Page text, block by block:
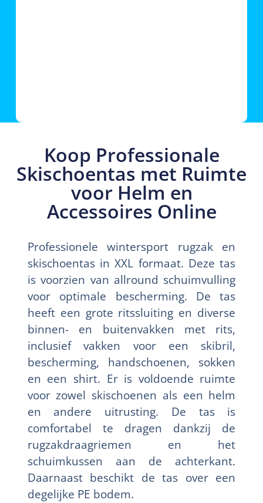
Koop Professionale
Skischoentas met Ruimte
voor Helm en
Accessoires Online
Professionele wintersport rugzak en
skischoentas in XXL formaat. Deze tas
is voorzien van allround schuimvulling
voor optimale bescherming. De tas
heeft een grote ritssluiting en diverse
binnen- en buitenvakken met rits,
inclusief vakken voor een skibril,
bescherming, handschoenen, sokken
en een shirt. Er is voldoende ruimte
voor zowel skischoenen als een helm
en andere uitrusting. De tas is
comfortabel te dragen dankzij de
rugzakdraagriemen en het
schuimkussen aan de achterkant.
Daarnaast beschikt de tas over een
degelijke PE bodem.